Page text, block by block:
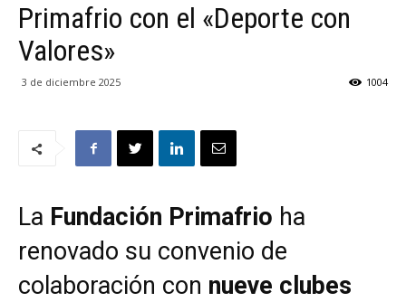
Primafrio con el «Deporte con
Valores»
3 de diciembre 2025 1004
La Fundación Primafrio ha
renovado su convenio de
colaboración con nueve clubes